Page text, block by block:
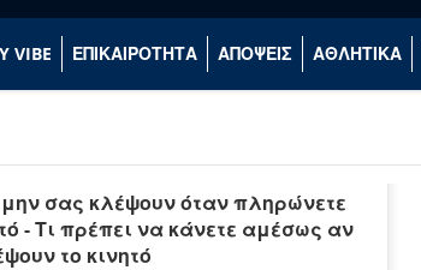
VIBE ΕΠΙΚΑΙΡΟΤΗΤΑ ΑΠΟΨΕΙΣ ΑΘΛΗΤΙΚΑ
σας κλέψουν όταν πληρώνετε
- Τι πρέπει να κάνετε αμέσως αν
το κινητό